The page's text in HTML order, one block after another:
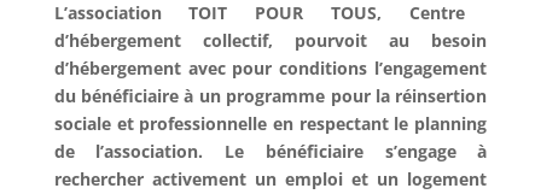
L’association TOIT POUR TOUS, Centre
d’hébergement collectif, pourvoit au besoin
d’hébergement avec pour conditions l’engagement
du bénéficiaire à un programme pour la réinsertion
sociale et professionnelle en respectant le planning
de l’association. Le bénéficiaire s’engage à
rechercher activement un emploi et un logement